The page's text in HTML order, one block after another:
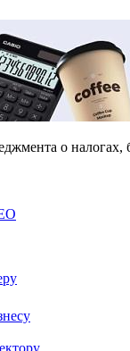
о налогах,